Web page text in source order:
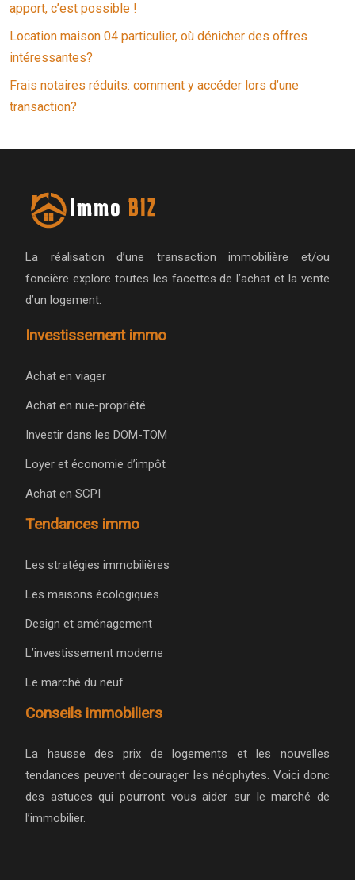
apport, c’est possible !
Location maison 04 particulier, où dénicher des offres
intéressantes?
Frais notaires réduits: comment y accéder lors d’une
transaction?
La réalisation d’une transaction immobilière et/ou
foncière explore toutes les facettes de l’achat et la vente
d’un logement.
Investissement immo
Achat en viager
Achat en nue-propriété
Investir dans les DOM-TOM
Loyer et économie d’impôt
Achat en SCPI
Tendances immo
Les stratégies immobilières
Les maisons écologiques
Design et aménagement
L’investissement moderne
Le marché du neuf
Conseils immobiliers
La hausse des prix de logements et les nouvelles
tendances peuvent décourager les néophytes. Voici donc
des astuces qui pourront vous aider sur le marché de
l’immobilier.